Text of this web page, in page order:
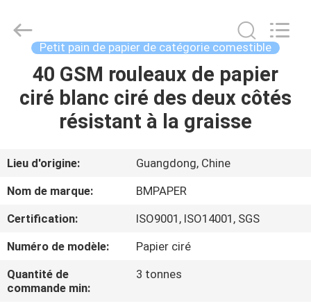
LA
MAISON
PRODUITS
À
DE
NOUS
GUANGZHOU
BMPAPER
Petit pain de papier de catégorie comestible
40 GSM rouleaux de papier
ciré blanc ciré des deux côtés
résistant à la graisse
Lieu d'origine:
Guangdong, Chine
Nom de marque:
BMPAPER
Certification:
ISO9001, ISO14001, SGS
Numéro de modèle:
Papier ciré
Quantité de
commande min:
3 tonnes